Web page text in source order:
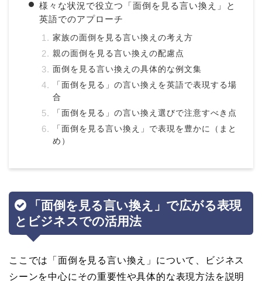
様々な状況で役立つ「面倒を見る言い換え」と
英語でのアプローチ
家族の面倒を見る言い換えの考え方
親の面倒を見る言い換えの配慮点
面倒を見る言い換えの具体的な例文集
「面倒を見る」の言い換えを英語で表現する場
合
「面倒を見る」の言い換え選びで注意すべき点
「面倒を見る言い換え」で表現を豊かに（まと
め）
「面倒を見る言い換え」で広がる表現
とビジネスでの活用法
ここでは「面倒を見る言い換え」について、ビジネス
シーンを中心にその重要性や具体的な表現方法を説明